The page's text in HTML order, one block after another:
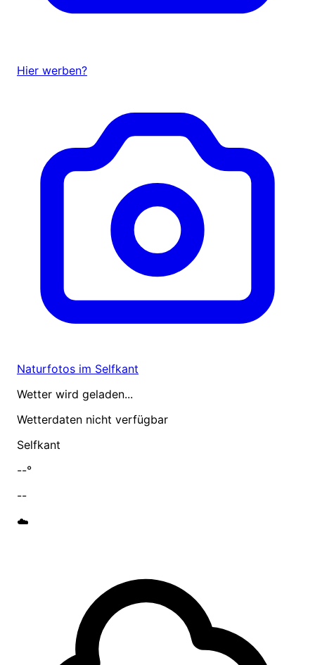
Hier werben?
Naturfotos im Selfkant
Wetter wird geladen...
Wetterdaten nicht verfügbar
Selfkant
--°
--
☁️